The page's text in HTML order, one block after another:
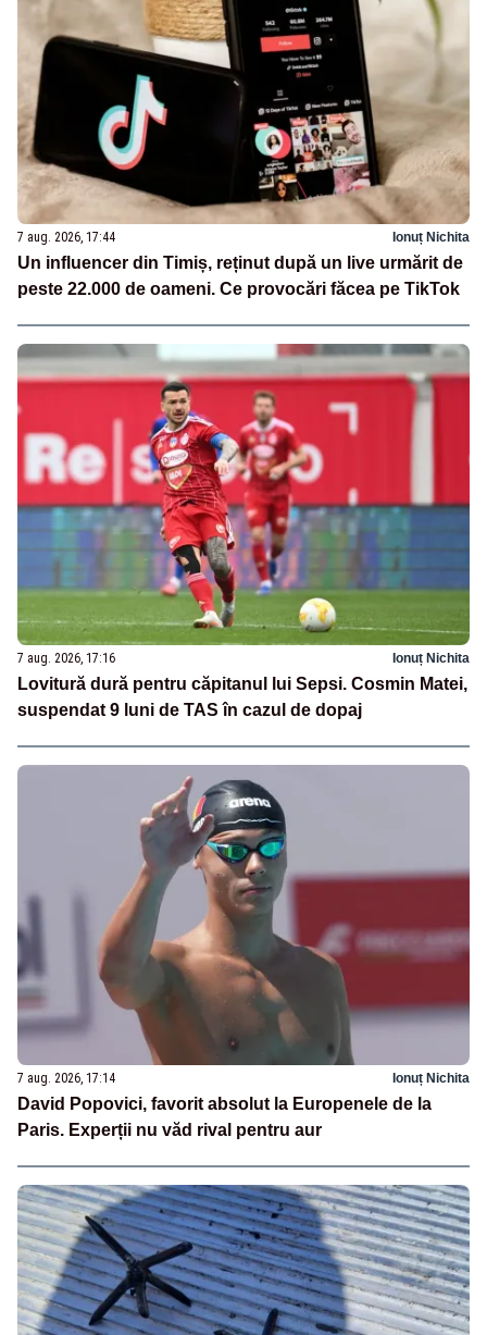
7 aug. 2026, 17:44 Ionuț Nichita
Un influencer din Timiș, reținut după un live urmărit de
peste 22.000 de oameni. Ce provocări făcea pe TikTok
7 aug. 2026, 17:16 Ionuț Nichita
Lovitură dură pentru căpitanul lui Sepsi. Cosmin Matei,
suspendat 9 luni de TAS în cazul de dopaj
7 aug. 2026, 17:14 Ionuț Nichita
David Popovici, favorit absolut la Europenele de la
Paris. Experții nu văd rival pentru aur